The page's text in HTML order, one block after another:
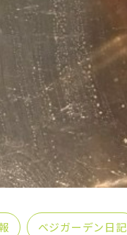
ベジガーデン日記